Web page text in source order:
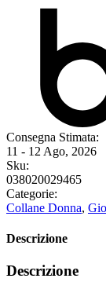
Consegna Stimata:
11 - 12 Ago, 2026
Sku:
038020029465
Categorie:
Collane Donna,
Descrizione
Descrizione